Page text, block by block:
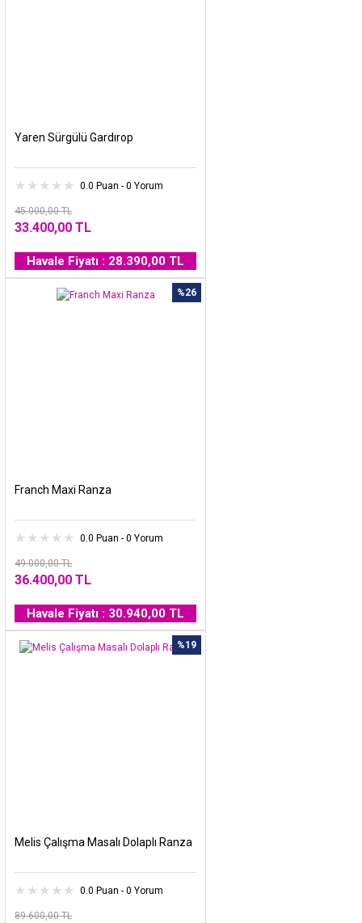
Yaren Sürgülü Gardırop
0.0 Puan - 0 Yorum
45.000,00 TL
33.400,00 TL
Havale Fiyatı : 28.390,00 TL
%26
Franch Maxi Ranza
0.0 Puan - 0 Yorum
49.000,00 TL
36.400,00 TL
Havale Fiyatı : 30.940,00 TL
%19
Melis Çalışma Masalı Dolaplı Ranza
0.0 Puan - 0 Yorum
89.600,00 TL